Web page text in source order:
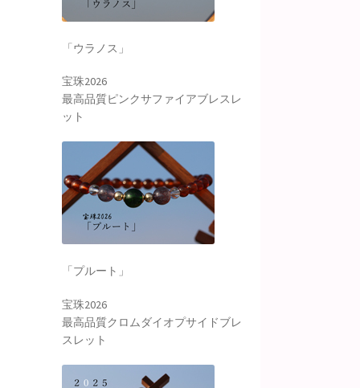
「ウラノス」
宝珠2026
最高品質ピンクサファイアブレスレ
ット
「プルート」
宝珠2026
最高品質クロムダイオプサイドブレ
スレット